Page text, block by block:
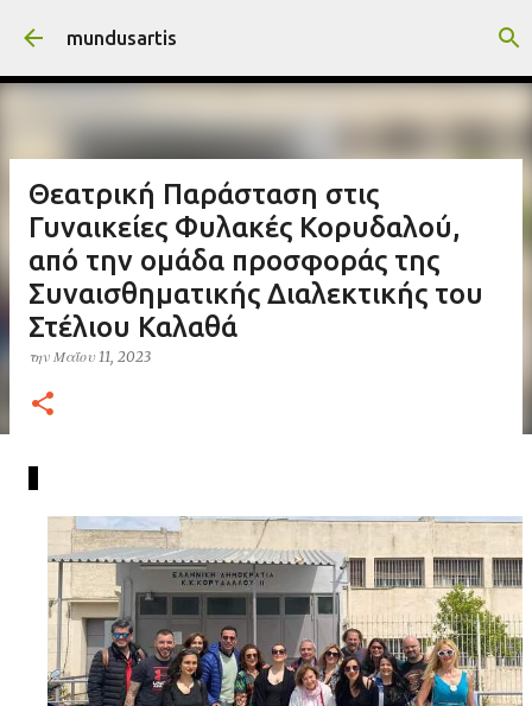
Μετάβαση στο κύριο περιεχόμενο
mundusartis
Θεατρική Παράσταση στις
Γυναικείες Φυλακές Κορυδαλού,
από την ομάδα προσφοράς της
Συναισθηματικής Διαλεκτικής του
Στέλιου Καλαθά
την Μαΐου 11, 2023